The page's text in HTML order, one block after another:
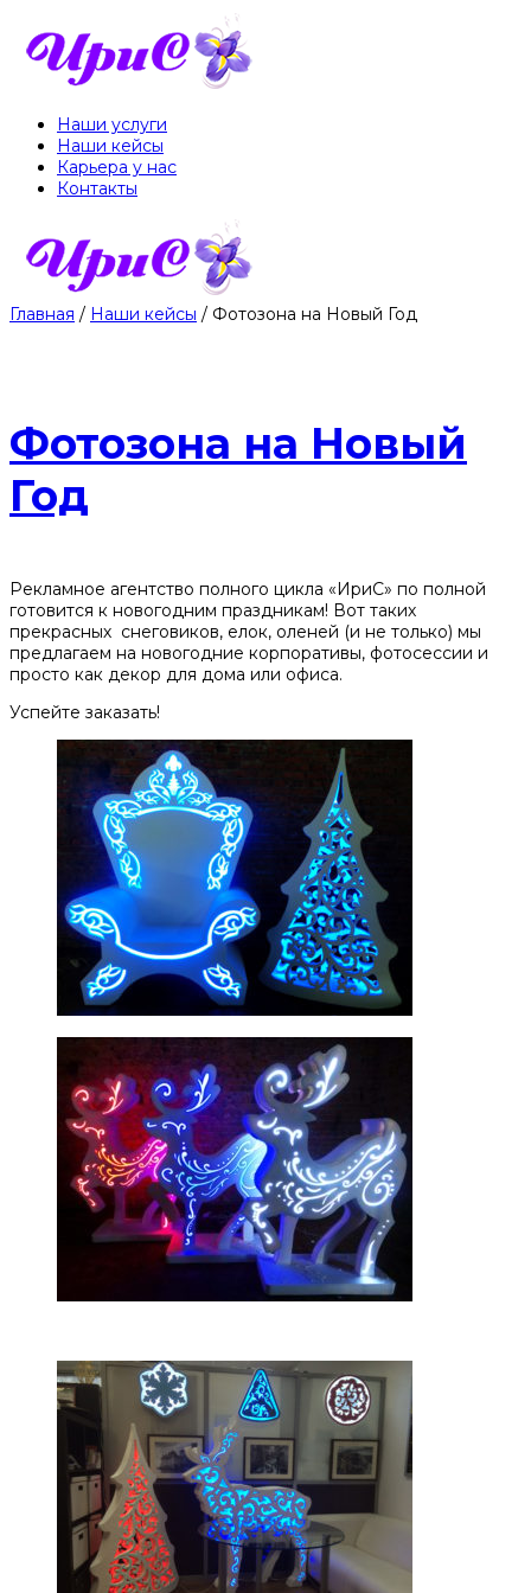
Наши услуги
Наши кейсы
Карьера у нас
Контакты
Главная / Наши кейсы / Фотозона на Новый Год
Фотозона на Новый
Год
Рекламное агентство полного цикла «ИриС» по полной
готовится к новогодним праздникам! Вот таких
прекрасных снеговиков, елок, оленей (и не только) мы
предлагаем на новогодние корпоративы, фотосессии и
просто как декор для дома или офиса.
Успейте заказать!